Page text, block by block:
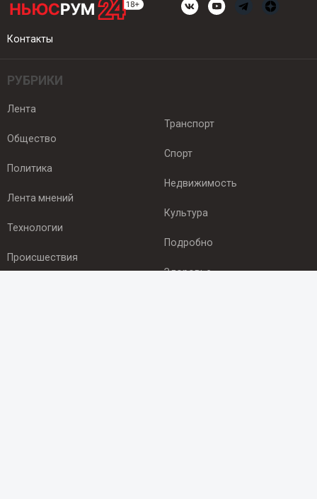
Контакты
РУБРИКИ
Лента
Общество
Политика
Лента мнений
Технологии
Происшествия
Транспорт
Спорт
Недвижимость
Культура
Подробно
Здоровье